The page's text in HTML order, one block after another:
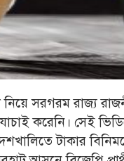
নিয়ে সরগরম রাজ্য
করেনি। সেই
টাকার